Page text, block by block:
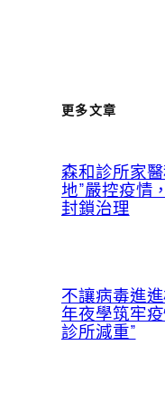
更多文章
森和診所家
地”嚴控疫情
封鎖治理
不讓病毒進
年夜學筑牢
診所減重”